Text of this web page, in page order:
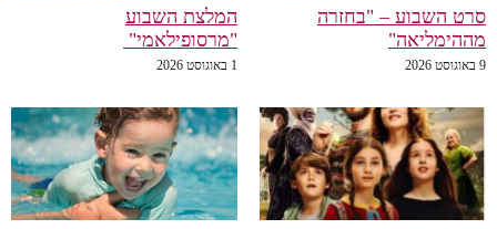
סרט השבוע – "בחזרה
מההימליאה"
9 באוגוסט 2026
המלצת השבוע
"מרסופילאמי"
1 באוגוסט 2026